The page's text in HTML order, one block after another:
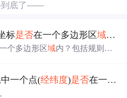
底了——
标是否在一个多边形区域内和
个多边形区域内？包括规则多
个坐标是否在圆形区域内，相
个坐标点和圆心之间的距离，
一个点(经纬度)是否在一个区